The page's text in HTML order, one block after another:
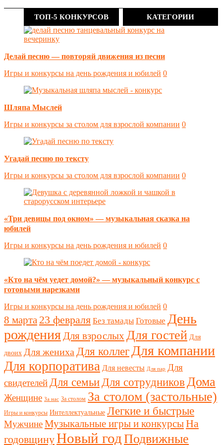
ТОП-5 КОНКУРСОВ КАТЕГОРИИ
Делай песню — повторяй движения из песни
Игры и конкурсы на день рождения и юбилей 0
Шляпа Мыслей
Игры и конкурсы за столом для взрослой компании 0
Угадай песню по тексту
Игры и конкурсы за столом для взрослой компании 0
«Три девицы под окном» — музыкальная сказка на
юбилей
Игры и конкурсы на день рождения и юбилей 0
«Кто на чём уедет домой?» — музыкальный конкурс с
готовыми нарезками
Игры и конкурсы на день рождения и юбилей 0
8 марта 23 февраля Без тамады Готовые День
рожденияДля взрослыхДля гостей Для
двоих Для жениха Для коллег Для компании
Для корпоратива Для невесты Для пар
Для
свидетелейДля семьиДля сотрудников Дома
Женщине За нас За столом За столом (застольные)
Игры и конкурсы Интеллектуальные Легкие и быстрые
МужчинеМузыкальные игры и конкурсыНа
годовщинуНовый годПодвижные